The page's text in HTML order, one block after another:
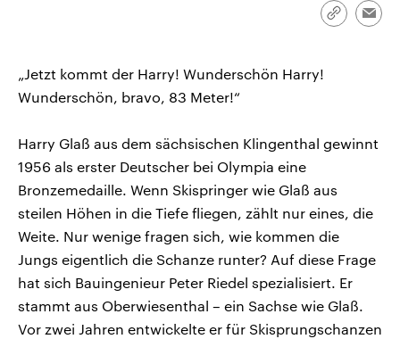
Audio-Archiv
Link
„Jetzt kommt der Harry! Wunderschön Harry!
Wunderschön, bravo, 83 Meter!“
Harry Glaß aus dem sächsischen Klingenthal gewinnt
1956 als erster Deutscher bei Olympia eine
Bronzemedaille. Wenn Skispringer wie Glaß aus
steilen Höhen in die Tiefe fliegen, zählt nur eines, die
Weite. Nur wenige fragen sich, wie kommen die
Jungs eigentlich die Schanze runter? Auf diese Frage
hat sich Bauingenieur Peter Riedel spezialisiert. Er
stammt aus Oberwiesenthal – ein Sachse wie Glaß.
Vor zwei Jahren entwickelte er für Skisprungschanzen